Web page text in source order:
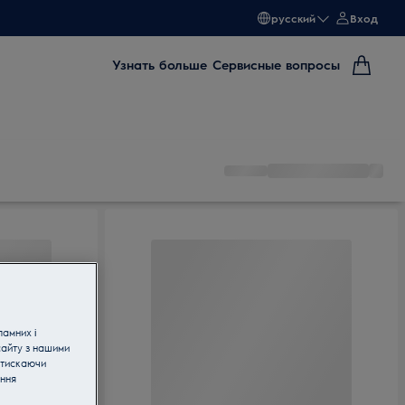
русский Вход
Узнать больше Сервисные вопросы
і
з нашими